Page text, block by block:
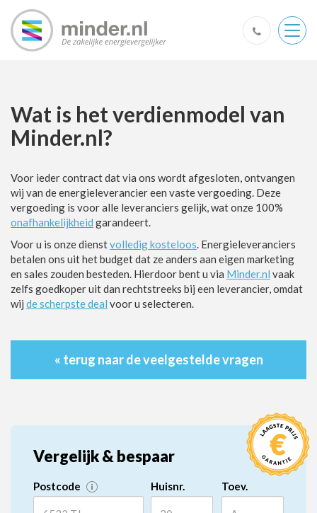
Wat is het verdienmodel van
Minder.nl?
Voor ieder contract dat via ons wordt afgesloten, ontvangen
wij van de energieleverancier een vaste vergoeding. Deze
vergoeding is voor alle leveranciers gelijk, wat onze 100%
onafhankelijkheid garandeert.
Voor u is onze dienstvolledig kosteloos. Energieleveranciers
betalen ons uit het budget dat ze anders aan eigen marketing
en sales zouden besteden. Hierdoor bent u via Minder.nl vaak
zelfs goedkoper uit dan rechtstreeks bij een leverancier, omdat
wij de scherpste deal voor u selecteren.
« terug naar de veelgestelde vragen
Vergelijk & bespaar
Postcode Huisnr. Toev.